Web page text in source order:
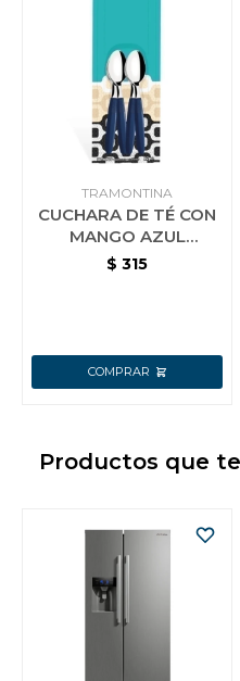
TRAMONTINA
CUCHARA DE TÉ CON
MANGO AZUL
TRAMONTINA
$ 315
Productos que